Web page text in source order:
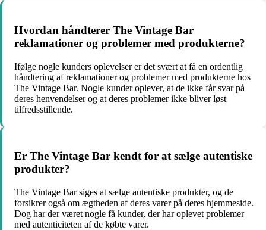
Hvordan håndterer The Vintage Bar
reklamationer og problemer med produkterne?
Ifølge nogle kunders oplevelser er det svært at få en ordentlig
håndtering af reklamationer og problemer med produkterne hos
The Vintage Bar. Nogle kunder oplever, at de ikke får svar på
deres henvendelser og at deres problemer ikke bliver løst
tilfredsstillende.
Er The Vintage Bar kendt for at sælge autentiske
produkter?
The Vintage Bar siges at sælge autentiske produkter, og de
forsikrer også om ægtheden af deres varer på deres hjemmeside.
Dog har der været nogle få kunder, der har oplevet problemer
med autenticiteten af de købte varer.